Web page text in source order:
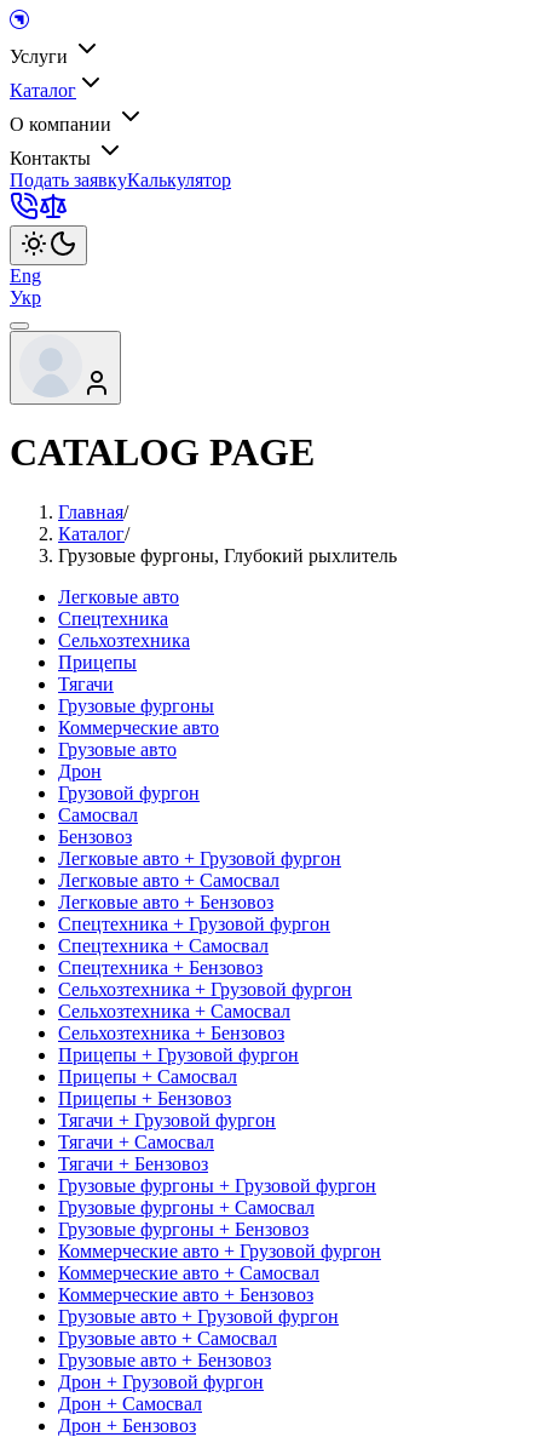
Услуги
Каталог
О компании
Контакты
Подать заявкуКалькулятор
Eng
Укр
CATALOG PAGE
Главная/
Каталог/
Грузовые фургоны, Глубокий рыхлитель
Легковые авто
Спецтехника
Сельхозтехника
Прицепы
Тягачи
Грузовые фургоны
Коммерческие авто
Грузовые авто
Дрон
Грузовой фургон
Самосвал
Бензовоз
Легковые авто + Грузовой фургон
Легковые авто + Самосвал
Легковые авто + Бензовоз
Спецтехника + Грузовой фургон
Спецтехника + Самосвал
Спецтехника + Бензовоз
Сельхозтехника + Грузовой фургон
Сельхозтехника + Самосвал
Сельхозтехника + Бензовоз
Прицепы + Грузовой фургон
Прицепы + Самосвал
Прицепы + Бензовоз
Тягачи + Грузовой фургон
Тягачи + Самосвал
Тягачи + Бензовоз
Грузовые фургоны + Грузовой фургон
Грузовые фургоны + Самосвал
Грузовые фургоны + Бензовоз
Коммерческие авто + Грузовой фургон
Коммерческие авто + Самосвал
Коммерческие авто + Бензовоз
Грузовые авто + Грузовой фургон
Грузовые авто + Самосвал
Грузовые авто + Бензовоз
Дрон + Грузовой фургон
Дрон + Самосвал
Дрон + Бензовоз